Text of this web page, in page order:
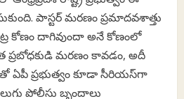
పాస్టర్ మరణం ప్రమాదవశాత్తు
కోణం దాగివుందా అనే కోణంలో
ప్రబోధకుడి మరణం కావడం, అదీ
ఏపీ ప్రభుత్వం కూడా సీరియస్‌గా
పోలీసు బృందాలు